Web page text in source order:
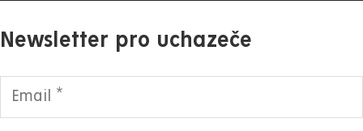
Newsletter pro uchazeče